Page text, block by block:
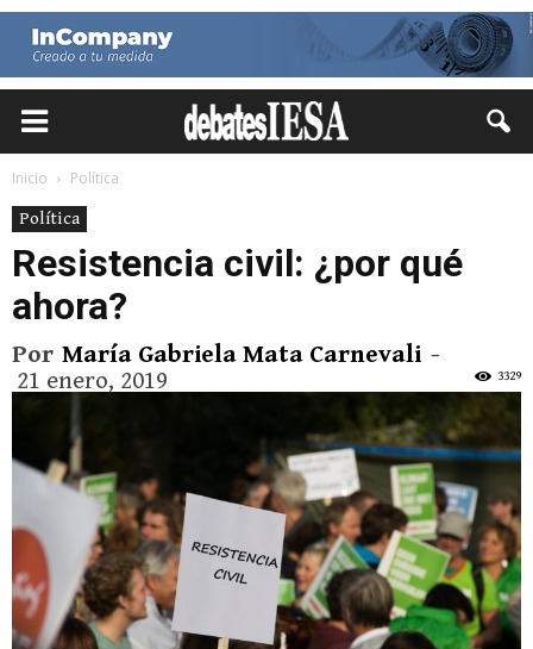
Inicio
Política
Política
Resistencia civil: ¿por qué
ahora?
Por María Gabriela Mata Carnevali -
21 enero, 2019
3329